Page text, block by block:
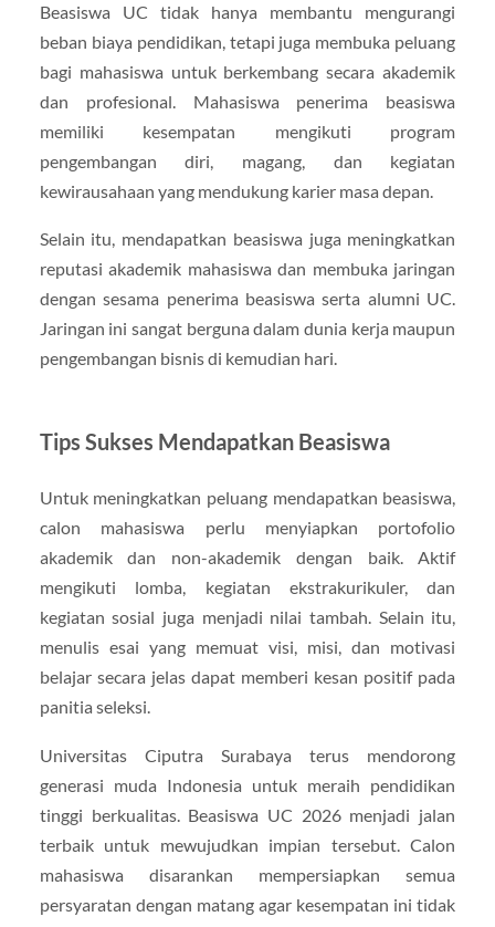
Beasiswa UC tidak hanya membantu mengurangi
beban biaya pendidikan, tetapi juga membuka peluang
bagi mahasiswa untuk berkembang secara akademik
dan profesional. Mahasiswa penerima beasiswa
memiliki kesempatan mengikuti program
pengembangan diri, magang, dan kegiatan
kewirausahaan yang mendukung karier masa depan.
Selain itu, mendapatkan beasiswa juga meningkatkan
reputasi akademik mahasiswa dan membuka jaringan
dengan sesama penerima beasiswa serta alumni UC.
Jaringan ini sangat berguna dalam dunia kerja maupun
pengembangan bisnis di kemudian hari.
Tips Sukses Mendapatkan Beasiswa
Untuk meningkatkan peluang mendapatkan beasiswa,
calon mahasiswa perlu menyiapkan portofolio
akademik dan non-akademik dengan baik. Aktif
mengikuti lomba, kegiatan ekstrakurikuler, dan
kegiatan sosial juga menjadi nilai tambah. Selain itu,
menulis esai yang memuat visi, misi, dan motivasi
belajar secara jelas dapat memberi kesan positif pada
panitia seleksi.
Universitas Ciputra Surabaya terus mendorong
generasi muda Indonesia untuk meraih pendidikan
tinggi berkualitas. Beasiswa UC 2026 menjadi jalan
terbaik untuk mewujudkan impian tersebut. Calon
mahasiswa disarankan mempersiapkan semua
persyaratan dengan matang agar kesempatan ini tidak